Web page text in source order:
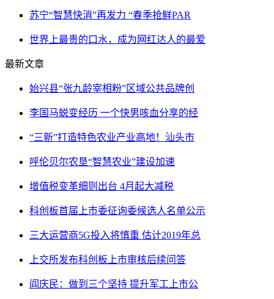
苏宁“智慧快消”再发力 “春季抢鲜PAR
世界上最贵的口水，成为网红达人的最爱
最新文章
始兴县“张九龄宰相粉”区域公共品牌创
李国马蜕变经历 一个快男咳血分享的经
“三新”打造特色农业产业高地！汕头市
呼伦贝尔农垦“智慧农业”建设加速
增值税变革细则出台 4月起大减税
科创板首届上市委征询委候选人名单公示
三大运营商5G投入将慎重 估计2019年总
上交所发布科创板上市审核后续问答
阎庆民：做到三个坚持 提升军工上市公